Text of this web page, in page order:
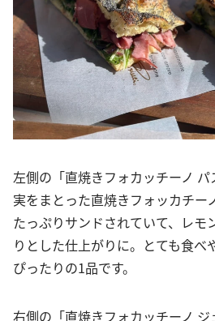
左側の「直焼きフォカッチーノ
実をまとった直焼きフォッカチー
たっぷりサンドされていて、レモ
りとした仕上がりに。とても食べ
ぴったりの1品です。
右側の「直焼きフォカッチーノ